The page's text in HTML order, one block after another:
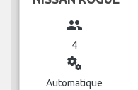
group
4
miscellaneous_services
Automatique